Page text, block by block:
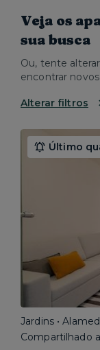
Veja os
sua busca
Ou, tente
encontrar
Alterar filtros
Último
Jardins •
Compartilhado